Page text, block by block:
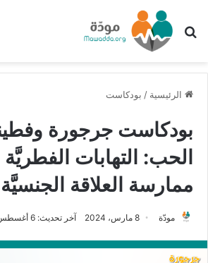
بحث عن
الرئيسية / بودكاست
بودكاست جرجورة
الحب: التهابات الفطريَّة
ممارسة العلاقة
مودّة 8 مارس، 2024 آخر تحديث: 6 أغسطس، 2024